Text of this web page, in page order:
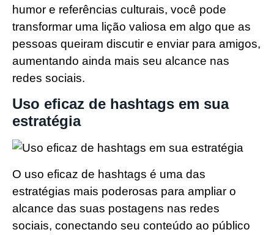
humor e referências culturais, você pode
transformar uma lição valiosa em algo que as
pessoas queiram discutir e enviar para amigos,
aumentando ainda mais seu alcance nas
redes sociais.
Uso eficaz de hashtags em sua
estratégia
O uso eficaz de hashtags é uma das
estratégias mais poderosas para ampliar o
alcance das suas postagens nas redes
sociais, conectando seu conteúdo ao público